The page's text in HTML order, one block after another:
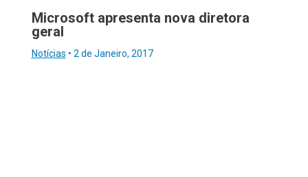
Microsoft apresenta nova diretora
geral
Notícias • 2 de Janeiro, 2017